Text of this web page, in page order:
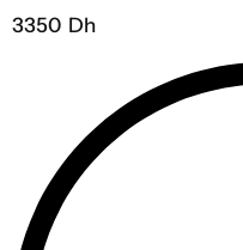
3350 Dh